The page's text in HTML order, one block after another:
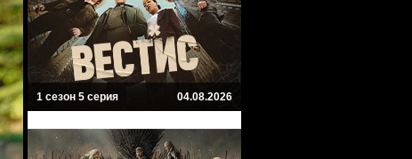
1 сезон 5 серия 04.08.2026